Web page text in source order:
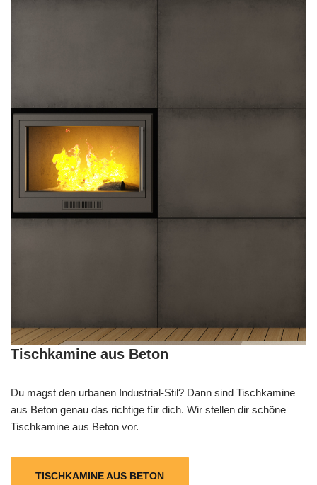
Tischkamine aus Beton
Du magst den urbanen Industrial-Stil? Dann sind Tischkamine
aus Beton genau das richtige für dich. Wir stellen dir schöne
Tischkamine aus Beton vor.
TISCHKAMINE AUS BETON